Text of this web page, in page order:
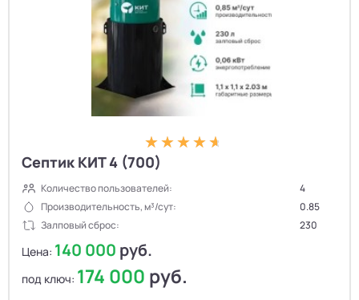
Септик КИТ 4 (700)
Количество пользователей:
4
Производительность, м³/сут:
0.85
Залповый сброс:
230
Цена: 140 000 руб.
под ключ: 174 000 руб.